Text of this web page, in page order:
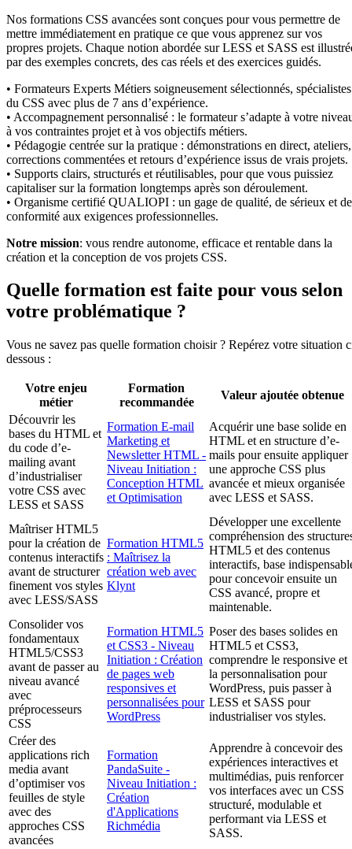
Nos formations CSS avancées sont conçues pour vous permettre de
mettre immédiatement en pratique ce que vous apprenez sur vos
propres projets. Chaque notion abordée sur LESS et SASS est
par des exemples concrets, des cas réels et des exercices guidés.
• Formateurs Experts Métiers soigneusement sélectionnés, spécialistes
du CSS avec plus de 7 ans d’expérience.
• Accompagnement personnalisé : le formateur s’adapte à votre
à vos contraintes projet et à vos objectifs métiers.
• Pédagogie centrée sur la pratique : démonstrations en direct, ateliers,
corrections commentées et retours d’expérience issus de vrais projets.
• Supports clairs, structurés et réutilisables, pour que vous puissiez
capitaliser sur la formation longtemps après son déroulement.
• Organisme certifié QUALIOPI : un gage de qualité, de sérieux et de
conformité aux exigences professionnelles.
Notre mission: vous rendre autonome, efficace et rentable dans la
création et la conception de vos projets CSS.
Quelle formation est faite pour vous selon
votre problématique ?
Vous ne savez pas quelle formation choisir ? Repérez votre situation
dessous :
Votre enjeu
métier
Formation
recommandée
Valeur ajoutée obtenue
Découvrir les
bases du HTML et
du code d’e-
mailing avant
d’industrialiser
votre CSS avec
LESS et SASS
Formation E-mail
Marketing et
Newsletter HTML -
Niveau Initiation :
Conception HTML
et Optimisation
Acquérir une base solide en
HTML et en structure d’e-
mails pour ensuite appliquer
une approche CSS plus
avancée et mieux organisée
avec LESS et SASS.
Maîtriser HTML5
pour la création de
contenus interactifs
avant de structurer
finement vos styles
avec LESS/SASS
Formation HTML5
: Maîtrisez la
création web avec
Klynt
Développer une excellente
compréhension des
HTML5 et des contenus
interactifs, base
pour concevoir ensuite un
CSS avancé, propre et
maintenable.
Consolider vos
fondamentaux
HTML5/CSS3
avant de passer au
niveau avancé
avec
préprocesseurs
CSS
Formation HTML5
et CSS3 - Niveau
Initiation : Création
de pages web
responsives et
personnalisées pour
WordPress
Poser des bases solides en
HTML5 et CSS3,
comprendre le responsive et
la personnalisation pour
WordPress, puis passer à
LESS et SASS pour
industrialiser vos styles.
Créer des
applications rich
media avant
d’optimiser vos
feuilles de style
avec des
approches CSS
avancées
Formation
PandaSuite -
Niveau Initiation :
Création
d'Applications
Richmédia
Apprendre à concevoir des
expériences interactives et
multimédias, puis renforcer
vos interfaces avec un CSS
structuré, modulable et
performant via LESS et
SASS.